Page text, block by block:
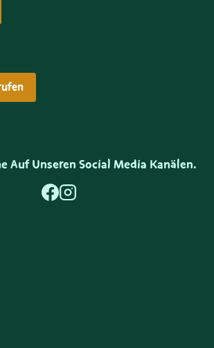
Auf Unseren Social Media Kanälen.